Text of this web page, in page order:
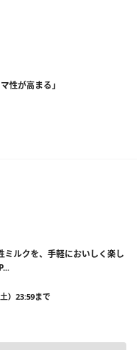
性が高まる」
ミルクを、手軽においしく楽し
）23:59まで